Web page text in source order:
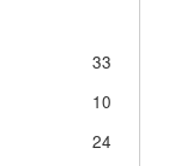
33
10
24